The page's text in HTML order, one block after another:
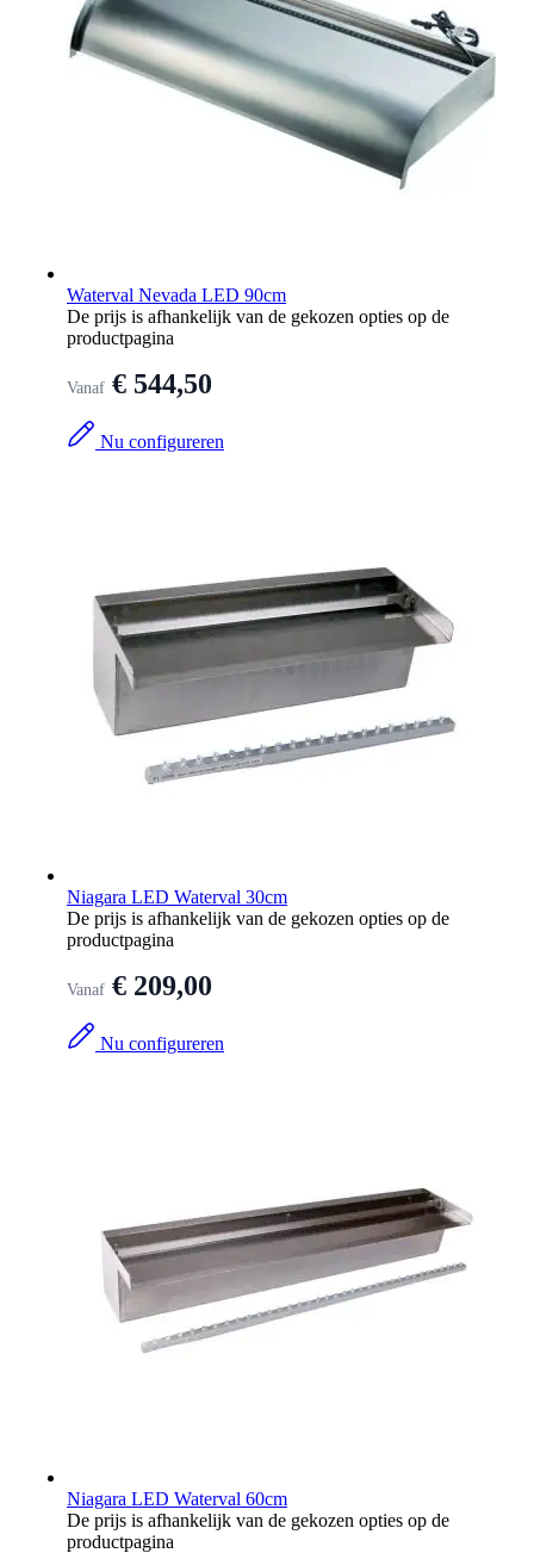
Waterval Nevada LED 90cm
De prijs is afhankelijk van de gekozen opties op de
productpagina
Vanaf € 544,50
Nu configureren
Niagara LED Waterval 30cm
De prijs is afhankelijk van de gekozen opties op de
productpagina
Vanaf € 209,00
Nu configureren
Niagara LED Waterval 60cm
De prijs is afhankelijk van de gekozen opties op de
productpagina